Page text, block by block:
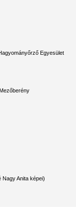
Egyesület
Anita képei)